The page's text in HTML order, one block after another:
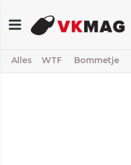
Alles WTF Bommetje